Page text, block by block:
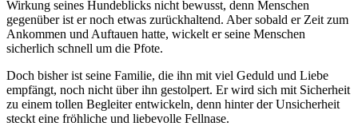
Wirkung seines Hundeblicks nicht bewusst, denn Menschen
gegenüber ist er noch etwas zurückhaltend. Aber sobald er Zeit zum
Ankommen und Auftauen hatte, wickelt er seine Menschen
sicherlich schnell um die Pfote.
Doch bisher ist seine Familie, die ihn mit viel Geduld und Liebe
empfängt, noch nicht über ihn gestolpert. Er wird sich mit Sicherheit
zu einem tollen Begleiter entwickeln, denn hinter der Unsicherheit
steckt eine fröhliche und liebevolle Fellnase.